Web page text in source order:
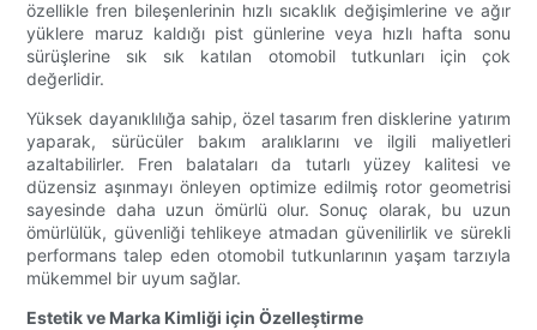
özellikle fren bileşenlerinin hızlı sıcaklık değişimlerine ve ağır
yüklere maruz kaldığı pist günlerine veya hızlı hafta sonu
sürüşlerine sık sık katılan otomobil tutkunları için çok
değerlidir.
Yüksek dayanıklılığa sahip, özel tasarım fren disklerine yatırım
yaparak, sürücüler bakım aralıklarını ve ilgili maliyetleri
azaltabilirler. Fren balataları da tutarlı yüzey kalitesi ve
düzensiz aşınmayı önleyen optimize edilmiş rotor geometrisi
sayesinde daha uzun ömürlü olur. Sonuç olarak, bu uzun
ömürlülük, güvenliği tehlikeye atmadan güvenilirlik ve sürekli
performans talep eden otomobil tutkunlarının yaşam tarzıyla
mükemmel bir uyum sağlar.
Estetik ve Marka Kimliği için Özelleştirme